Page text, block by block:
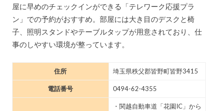
屋に早めのチェックインができる「テレワーク応援プラ
ン」での予約がおすすめ。部屋には大き目のデスクと椅
子、照明スタンドやテーブルタップが用意されており、仕
事のしやすい環境が整っています。
住所 埼玉県秩父郡皆野町皆野3415
電話番号 0494-62-4355
・関越自動車道「花園IC」から